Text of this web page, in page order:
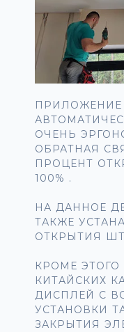
ОЧЕНЬ
ОБРАТНАЯ
ПРОЦЕНТ
100% .
НА ДАННОЕ
ТАКЖЕ
ОТКРЫТИЯ
КРОМЕ
КИТАЙСКИХ
ДИСПЛЕЙ С
УСТАНОВКИ
ЗАКРЫТИЯ